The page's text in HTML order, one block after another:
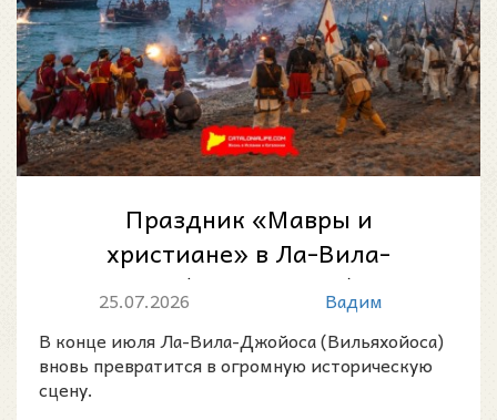
Праздник «Мавры и
христиане» в Ла-Вила-
Джойоса (Вильяхойоса) 2026:
морской десант, парады...
25.07.2026
Вадим
В конце июля Ла-Вила-Джойоса (Вильяхойоса)
вновь превратится в огромную историческую
сцену.